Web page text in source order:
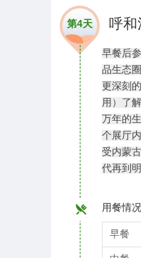
第4天 呼
早餐后
品生态
更深刻
用）了
万年的
个展厅
受内蒙
代再到
用餐情
早餐